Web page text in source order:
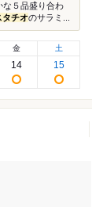
な５品盛り合わ
タチオのサラミ...
金
14
土
15